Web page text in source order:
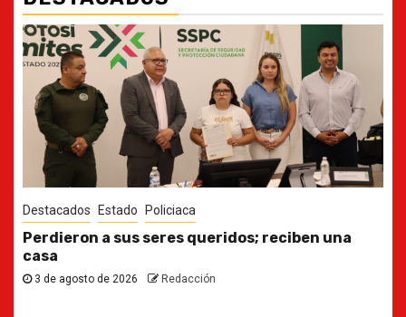
Destacados Estado
Ya casi, el quinto informe del Gobernador
30 de julio de 2026